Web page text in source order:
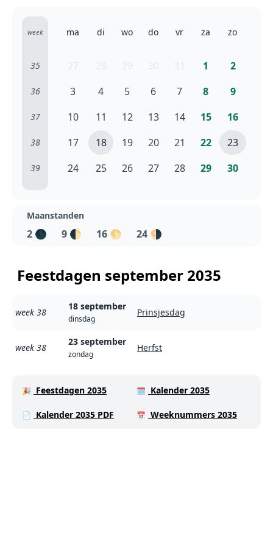
week ma di wo do vr za zo
35 1 2
36 3 4 5 6 7 8 9
37 10 11 12 13 14 15 16
38 17 18 19 20 21 22 23
39 24 25 26 27 28 29 30
Maanstanden
2 🌑 9 🌓 16 🌕 24 🌗
Feestdagen september 2035
week 38
18 september
dinsdag
Prinsjesdag
week 38
23 september
zondag
Herfst
🎉 Feestdagen 2035 🗓️ Kalender 2035
📄 Kalender 2035 PDF 📅 Weeknummers 2035